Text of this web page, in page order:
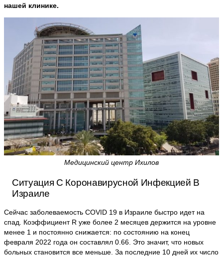
нашей клинике.
Медицинский центр Ихилов
Ситуация С Коронавирусной Инфекцией В
Израиле
Сейчас заболеваемость COVID 19 в Израиле быстро идет на
спад. Коэффициент R уже более 2 месяцев держится на уровне
менее 1 и постоянно снижается: по состоянию на конец
февраля 2022 года он составлял 0.66 . Это значит, что новых
больных становится все меньше. За последние 10 дней их число